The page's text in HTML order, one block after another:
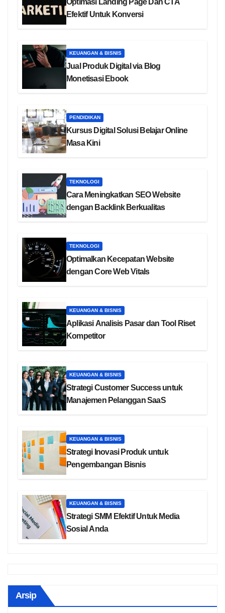
Optimasi Landing Page Dan CTA
Efektif Untuk Konversi
KEUANGAN & BISNIS
Jual Produk Digital via Blog
Monetisasi Ebook
PENDIDIKAN
Kursus Digital Solusi Belajar Online
Masa Kini
TEKNOLOGI
Cara Meningkatkan SEO Website
dengan Backlink Berkualitas
TEKNOLOGI
Optimalkan Kecepatan Website
dengan Core Web Vitals
KEUANGAN & BISNIS
Aplikasi Analisis Pasar dan Tool Riset
Kompetitor
KEUANGAN & BISNIS
Strategi Customer Success untuk
Manajemen Pelanggan SaaS
KEUANGAN & BISNIS
Strategi Inovasi Produk untuk
Pengembangan Bisnis
KEUANGAN & BISNIS
Strategi SMM Efektif Untuk Media
Sosial Anda
Arsip